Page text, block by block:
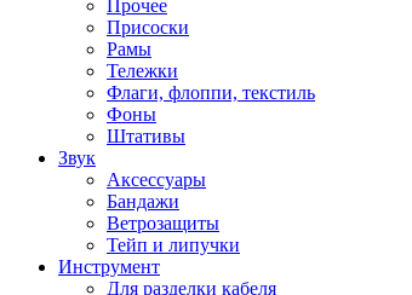
Прочее
Присоски
Рамы
Тележки
Флаги, флоппи, текстиль
Фоны
Штативы
Звук
Аксессуары
Бандажи
Ветрозащиты
Тейп и липучки
Инструмент
Для разделки кабеля